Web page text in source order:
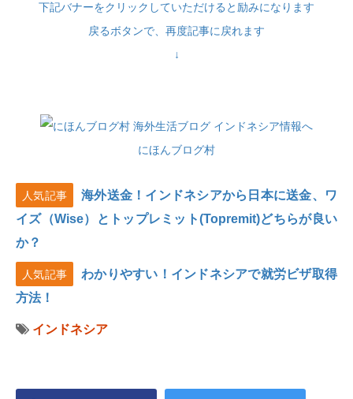
下記バナーをクリックしていただけると励みになります
戻るボタンで、再度記事に戻れます
↓
にほんブログ村
人気記事
海外送金！インドネシアから日本に送金、ワ
イズ（Wise）とトップレミット(Topremit)どちらが良い
か？
人気記事
わかりやすい！インドネシアで就労ビザ取得
方法！
インドネシア